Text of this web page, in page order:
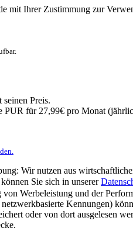
mit Ihrer Zustimmung zur
seinen Preis.
PUR für 27,99€ pro Monat
Wir nutzen aus
Sie sich in unserer
Werbeleistung und der
Kennungen)
oder von dort ausgelesen